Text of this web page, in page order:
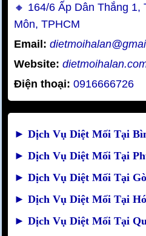
🔸 164/6 Ấp Dân Thắng
Môn, TPHCM
Email:
Website:
Điện thoại: 0916666726
► Dịch Vụ Diệt Mối Tại
► Dịch Vụ Diệt Mối Tại
► Dịch Vụ Diệt Mối Tại
► Dịch Vụ Diệt Mối Tại
► Dịch Vụ Diệt Mối Tại